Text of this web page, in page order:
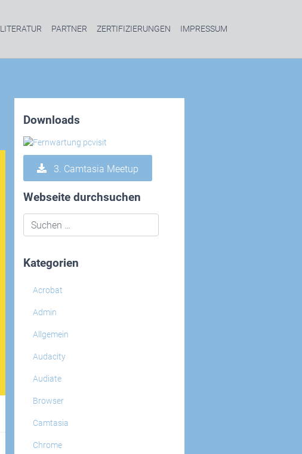
LITERATUR PARTNER ZERTIFIZIERUNGEN IMPRESSUM
Downloads
3. Camtasia Meetup
Webseite durchsuchen
Kategorien
Acrobat
Admin
Allgemein
Audacity
Audiate
Browser
Camtasia
Chrome